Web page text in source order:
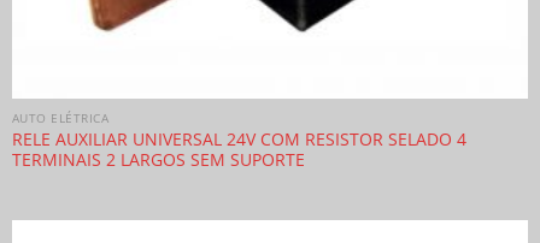
AUTO ELÉTRICA
RELE AUXILIAR UNIVERSAL 24V COM RESISTOR SELADO 4
TERMINAIS 2 LARGOS SEM SUPORTE